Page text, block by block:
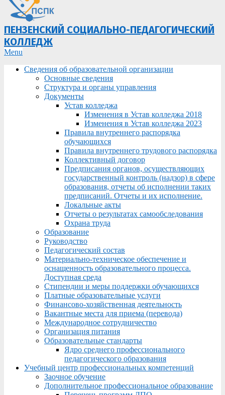
ПЕНЗЕНСКИЙ СОЦИАЛЬНО-ПЕДАГОГИЧЕСКИЙ
КОЛЛЕДЖ
Primary
Menu
Menu
Сведения об образовательной организации
Основные сведения
Структура и органы управления
Документы
Устав колледжа
Изменения в Устав колледжа 2018
Изменения в Устав колледжа 2023
Правила внутреннего распорядка
обучающихся
Правила внутреннего трудового распорядка
Коллективный договор
Предписания органов, осуществляющих
государственный контроль (надзор) в сфере
образования, отчеты об исполнении таких
предписаний. Отчеты и их исполнение.
Локальные акты
Отчеты о результатах самообследования
Охрана труда
Образование
Руководство
Педагогический состав
Материально-техническое обеспечение и
оснащенность образовательного процесса.
Доступная среда
Стипендии и меры поддержки обучающихся
Платные образовательные услуги
Финансово-хозяйственная деятельность
Вакантные места для приема (перевода)
Международное сотрудничество
Организация питания
Образовательные стандарты
Ядро среднего профессионального
педагогического образования
Учебный центр профессиональных компетенций
Заочное обучение
Дополнительное профессиональное образование